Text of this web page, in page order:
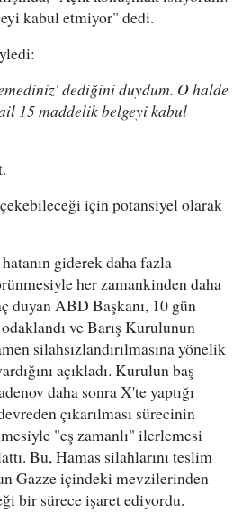
kabul etmiyor" dedi.
dediğini duydum. O halde
15 maddelik belgeyi kabul
için potansiyel olarak
giderek daha fazla
her zamankinden daha
duyan ABD Başkanı, 10 gün
ve Barış Kurulunun
silahsızlandırılmasına yönelik
açıkladı. Kurulun baş
daha sonra X'te yaptığı
çıkarılması sürecinin
"eş zamanlı" ilerlemesi
Bu, Hamas silahlarını teslim
Gazze içindeki mevzilerinden
bir sürece işaret ediyordu.